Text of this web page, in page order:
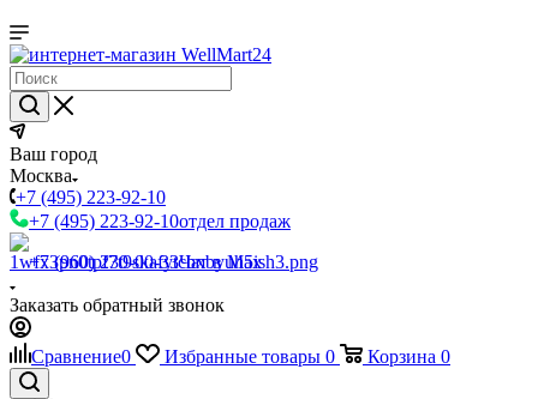
Ваш город
Москва
+7 (495) 223-92-10
+7 (495) 223-92-10отдел продаж
+7 (960) 230-00-33Чат в Max
Заказать обратный звонок
Сравнение0 Избранные товары 0 Корзина 0